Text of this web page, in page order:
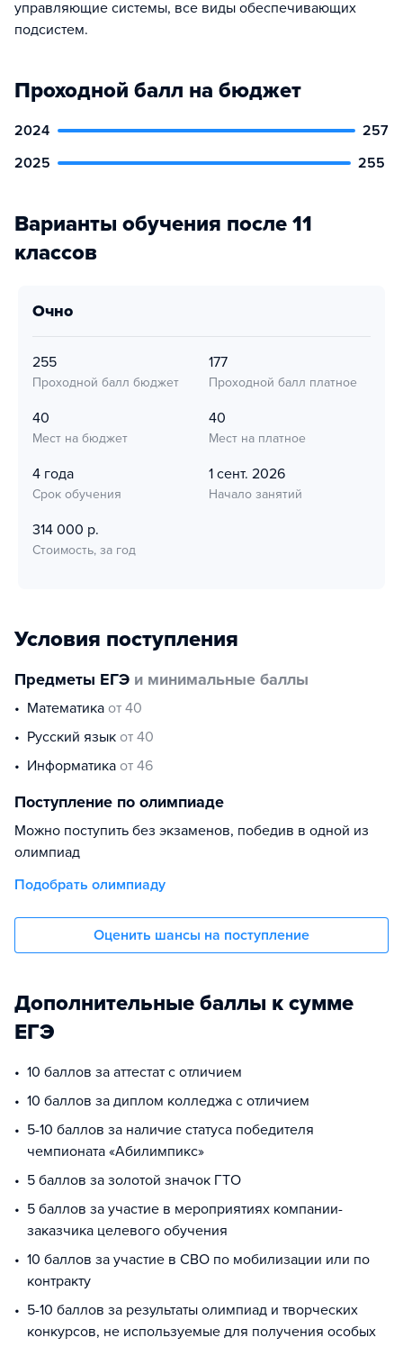
управляющие системы, все виды обеспечивающих
подсистем.
Проходной балл на бюджет
2024
257
2025
255
Варианты обучения после 11
классов
очно
255
Проходной балл бюджет
177
Проходной балл платное
40
Мест на бюджет
40
Мест на платное
4 года
Срок обучения
1 сент. 2026
Начало занятий
314 000 р.
Стоимость, за год
Условия поступления
Предметы ЕГЭ и минимальные баллы
математика от 40
русский язык от 40
информатика от 46
Поступление по олимпиаде
Можно поступить без экзаменов, победив в одной из
олимпиад
Подобрать олимпиаду
Оценить шансы на поступление
Дополнительные баллы к сумме
ЕГЭ
10 баллов за аттестат с отличием
10 баллов за диплом колледжа с отличием
5-10 баллов за наличие статуса победителя
чемпионата «Абилимпикс»
5 баллов за золотой значок ГТО
5 баллов за участие в мероприятиях компании-
заказчика целевого обучения
10 баллов за участие в СВО по мобилизации или по
контракту
5-10 баллов за результаты олимпиад и творческих
конкурсов, не используемые для получения особых